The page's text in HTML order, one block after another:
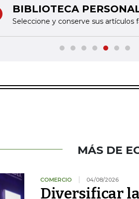
BIBLIOTECA
Seleccione y conserve sus artículos
MÁS DE
COMERCIO 04/08/2026
Diversificar